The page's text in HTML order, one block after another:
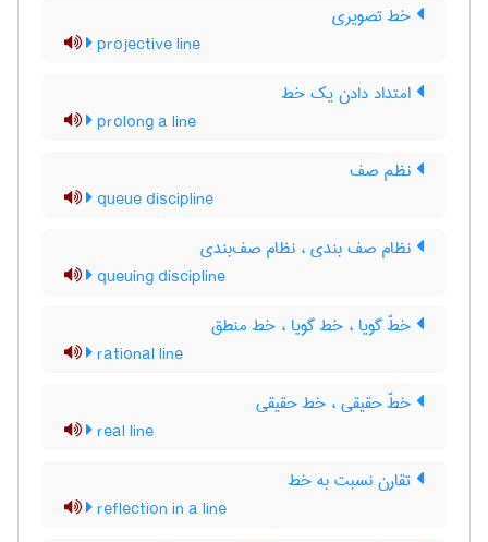
خط تصویری
projective line
امتداد دادن یک خط
prolong a line
نظم صف
queue discipline
نظام صف بندی ، نظام صف‌بندی
queuing discipline
خطّ گویا ، خط گویا ، خط منطق
rational line
خطّ حقیقی ، خط حقیقی
real line
تقارن نسبت به خط
reflection in a line